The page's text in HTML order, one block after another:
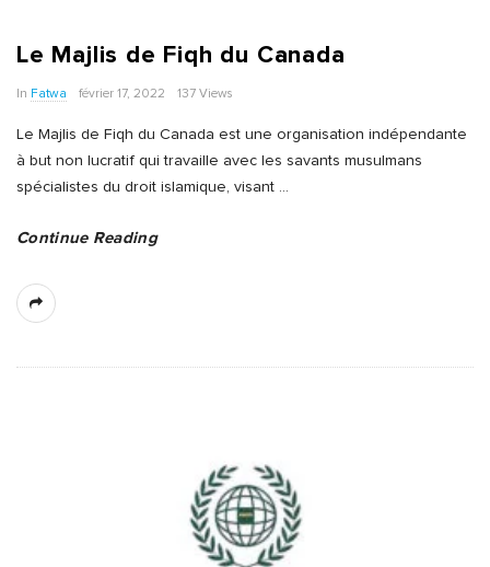
Le Majlis de Fiqh du Canada
In Fatwa février 17, 2022 137 Views
Le Majlis de Fiqh du Canada est une organisation indépendante
à but non lucratif qui travaille avec les savants musulmans
spécialistes du droit islamique, visant …
Continue Reading